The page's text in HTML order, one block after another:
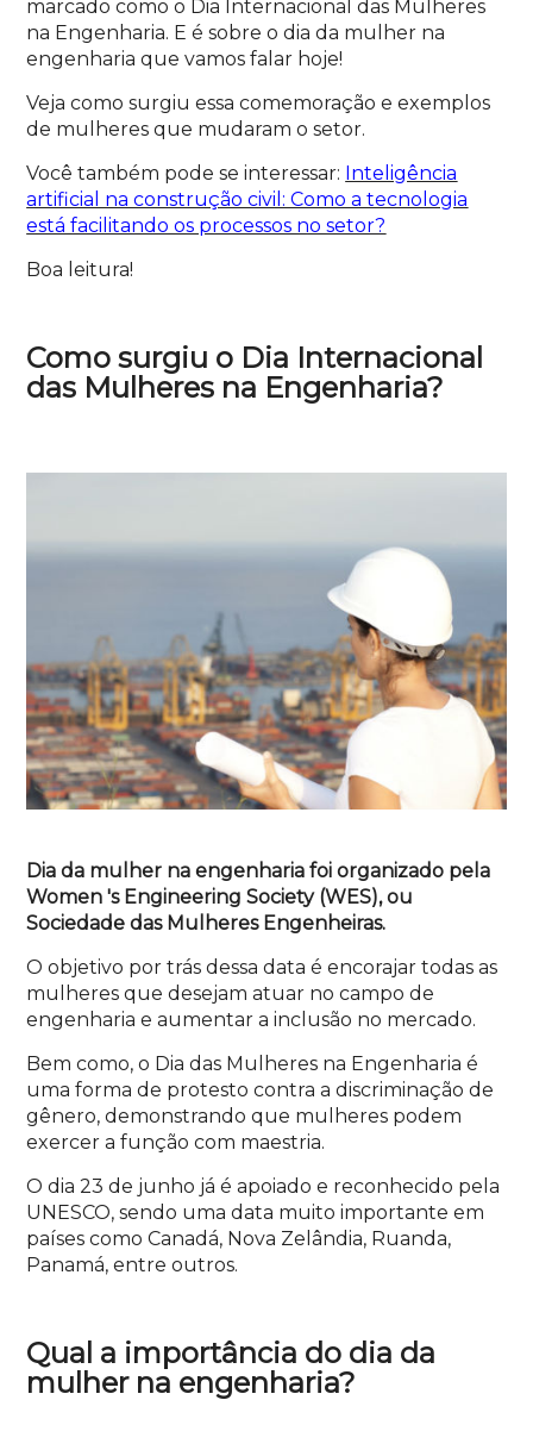
marcado como o Dia Internacional das Mulheres
na Engenharia. E é sobre odia da mulher na
engenharia que vamos falar hoje!
Veja como surgiu essa comemoração e exemplos
de mulheres que mudaram o setor.
Você também pode se interessar: Inteligência
artificial na construção civil: Como a tecnologia
está facilitando os processos no setor?
Boa leitura!
Como surgiu o Dia Internacional
das Mulheres na Engenharia?
Diada mulher na engenharia foi organizado pela
Women 's Engineering Society (WES), ou
Sociedade das Mulheres Engenheiras.
O objetivo por trás dessa data é encorajar todas as
mulheres que desejam atuar no campo de
engenharia e aumentar a inclusão no mercado.
Bem como, o Dia das Mulheres na Engenharia é
uma forma de protesto contra a discriminação de
gênero, demonstrando que mulheres podem
exercer a função com maestria.
O dia 23 de junho já é apoiado e reconhecido pela
UNESCO, sendo uma data muito importante em
países como Canadá, Nova Zelândia, Ruanda,
Panamá, entre outros.
Qual a importância do dia da
mulher na engenharia?